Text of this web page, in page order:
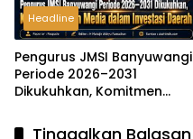
Headline
Pengurus JMSI Banyuwangi
Periode 2026–2031
Dikukuhkan, Komitmen
Investasi Daerah
Tinggalkan Balasan